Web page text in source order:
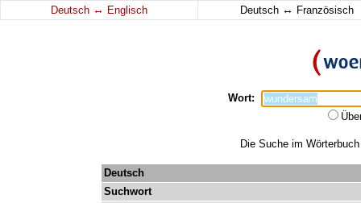
Deutsch ↔ Englisch Deutsch ↔ Französisch
Wort:
Die Suche im
Deutsch
Suchwort